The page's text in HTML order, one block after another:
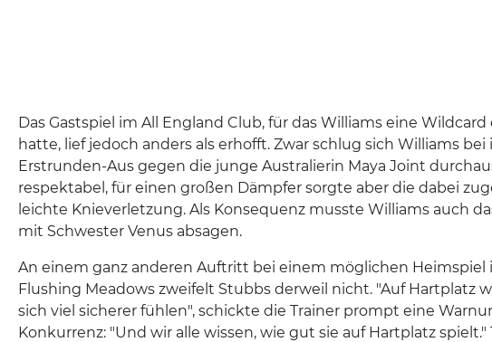
Das Gastspiel im All England Club, für das Williams eine
hatte, lief jedoch anders als erhofft. Zwar schlug sich Williams bei
Erstrunden-Aus gegen die junge Australierin Maya Joint
respektabel, für einen großen Dämpfer sorgte aber die dabei
leichte Knieverletzung. Als Konsequenz musste Williams auch
mit Schwester Venus absagen.
An einem ganz anderen Auftritt bei einem möglichen Heimspiel
Flushing Meadows zweifelt Stubbs derweil nicht. "Auf Hartplatz
sich viel sicherer fühlen", schickte die Trainer prompt eine
Konkurrenz: "Und wir alle wissen, wie gut sie auf Hartplatz spielt."